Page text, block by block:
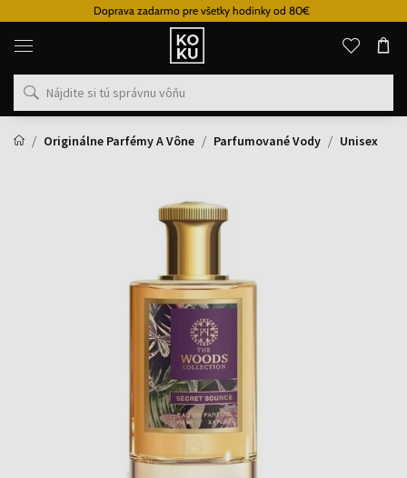
Doprava zadarmo pre všetky hodinky od 80€
Originálne
parfémy
hodinky
na
mieste
Originálne Parfémy A Vône
Parfumované Vody Unisex